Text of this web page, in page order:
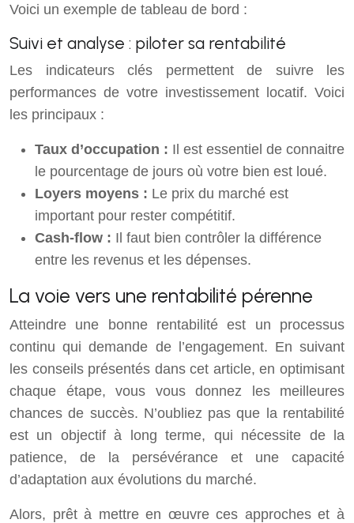
Voici un exemple de tableau de bord :
Suivi et analyse : piloter sa rentabilité
Les indicateurs clés permettent de suivre les
performances de votre investissement locatif. Voici
les principaux :
Taux d’occupation : Il est essentiel de connaitre
le pourcentage de jours où votre bien est loué.
Loyers moyens : Le prix du marché est
important pour rester compétitif.
Cash-flow : Il faut bien contrôler la différence
entre les revenus et les dépenses.
La voie vers une rentabilité pérenne
Atteindre une bonne rentabilité est un processus
continu qui demande de l’engagement. En suivant
les conseils présentés dans cet article, en optimisant
chaque étape, vous vous donnez les meilleures
chances de succès. N’oubliez pas que la rentabilité
est un objectif à long terme, qui nécessite de la
patience, de la persévérance et une capacité
d’adaptation aux évolutions du marché.
Alors, prêt à mettre en œuvre ces approches et à